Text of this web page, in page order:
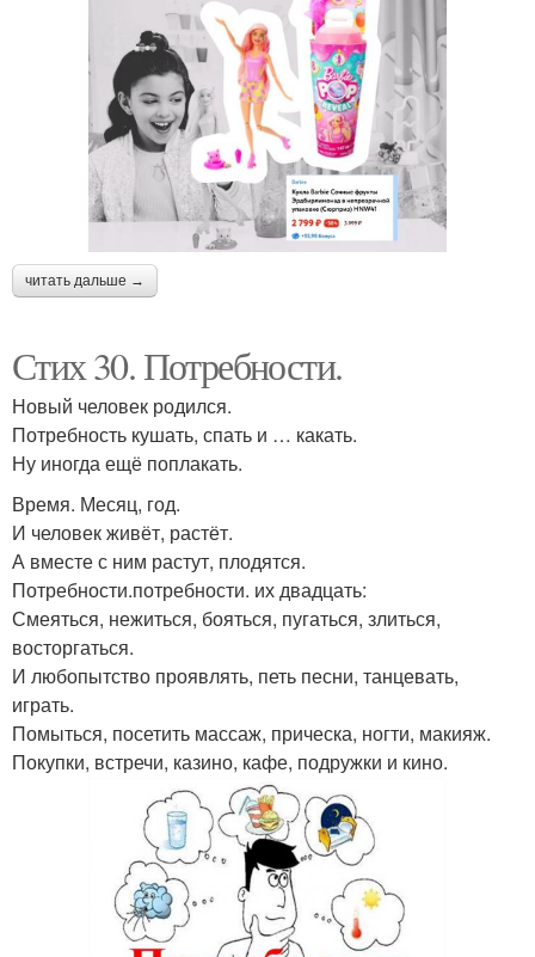
читать дальше →
Стих 30. Потребности.
Новый человек родился.
Потребность кушать, спать и … какать.
Ну иногда ещё поплакать.
Время. Месяц, год.
И человек живёт, растёт.
А вместе с ним растут, плодятся.
Потребности.потребности. их двадцать:
Смеяться, нежиться, бояться, пугаться, злиться,
восторгаться.
И любопытство проявлять, петь песни, танцевать,
играть.
Помыться, посетить массаж, прическа, ногти, макияж.
Покупки, встречи, казино, кафе, подружки и кино.